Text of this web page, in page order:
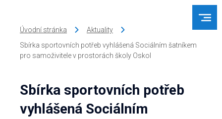
Úvodní stránka
Aktuality
Sbírka sportovních potřeb vyhlášená Sociálním šatníkem
pro samoživitele v prostorách školy Oskol
Sbírka sportovních potřeb
vyhlášená Sociálním